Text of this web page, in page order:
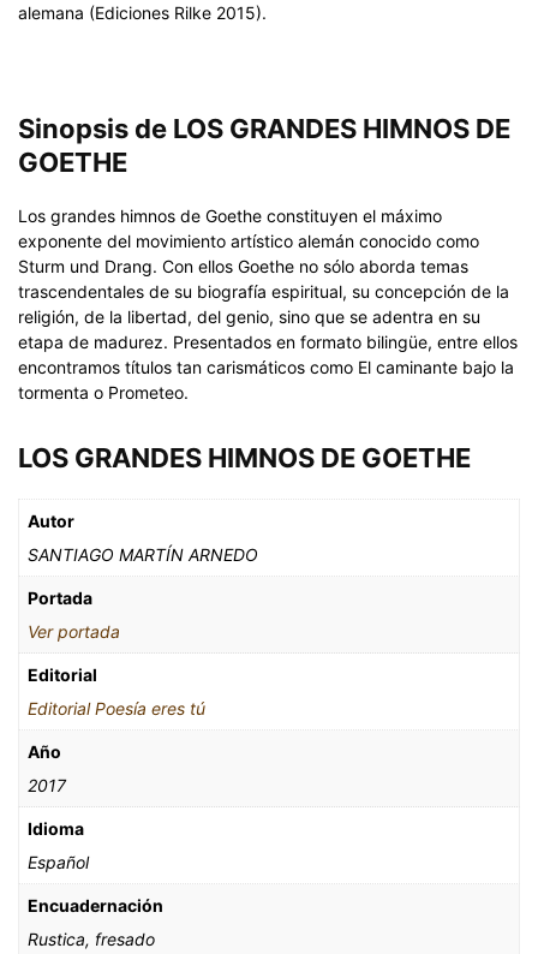
alemana (Ediciones Rilke 2015).
Sinopsis de LOS GRANDES HIMNOS DE
GOETHE
Los grandes himnos de Goethe constituyen el máximo
exponente del movimiento artístico alemán conocido como
Sturm und Drang. Con ellos Goethe no sólo aborda temas
trascendentales de su biografía espiritual, su concepción de la
religión, de la libertad, del genio, sino que se adentra en su
etapa de madurez. Presentados en formato bilingüe, entre ellos
encontramos títulos tan carismáticos como El caminante bajo la
tormenta o Prometeo.
LOS GRANDES HIMNOS DE GOETHE
Autor
SANTIAGO MARTÍN ARNEDO
Portada
Ver portada
Editorial
Editorial Poesía eres tú
Año
2017
Idioma
Español
Encuadernación
Rustica, fresado